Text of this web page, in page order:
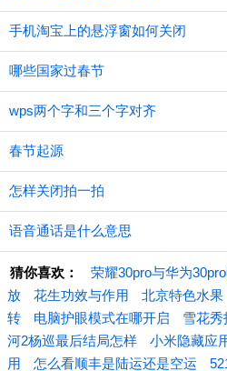
手机淘宝上的悬浮窗如何关闭
哪些国家过春节
wps两个字和三个字对齐
春节起源
怎样关闭拍一拍
语音通话是什么意思
猜你喜欢： 荣耀30pro与华为30pro
放
花生功效与作用 北京特色水果
转
电脑护眼模式在哪开启 雪花
河2杨巡最后结局怎样
小米隐藏应
用
怎么看顺丰是陆运还是空运